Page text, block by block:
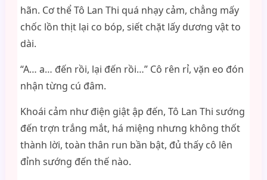
hãn. Cơ thể Tô Lan Thi quá nhạy cảm, chẳng mấy
chốc lồn thịt lại co bóp, siết chặt lấy dương vật to
dài.
“A… a… đến rồi, lại đến rồi…” Cô rên rỉ, vặn eo đón
nhận từng cú đâm.
Khoái cảm như điện giật ập đến, Tô Lan Thi sướng
đến trợn trắng mắt, há miệng nhưng không thốt
thành lời, toàn thân run bần bật, đủ thấy cô lên
đỉnh sướng đến thế nào.